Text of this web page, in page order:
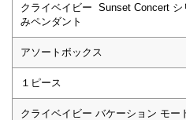
クライベイビー Sunset Concert シ
みペンダント
アソートボックス
１ピース
クライベイビー バケーション モー